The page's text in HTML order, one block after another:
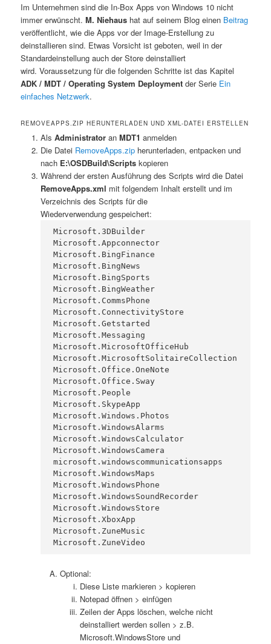
Im Unternehmen sind die In-Box Apps von Windows 10 nicht
immer erwünscht.M. Niehaus hat auf seinem Blog einen Beitrag
veröffentlicht, wie die Apps vor der Image-Erstellung zu
deinstallieren sind. Etwas Vorsicht ist geboten, weil in der
Standardeinstellung auch der Store deinstalliert
wird. Voraussetzung für die folgenden Schritte ist das Kapitel
ADK / MDT / Operating System Deployment der Serie Ein
einfaches Netzwerk.
REMOVEAPPS.ZIP HERUNTERLADEN UND XML-DATEI ERSTELLEN
Als Administratoran MDT1 anmelden
Die Datei RemoveApps.zipherunterladen, entpacken und
nach E:\OSDBuild\Scriptskopieren
Während der ersten Ausführung des Scripts wird die Datei
RemoveApps.xml mit folgendem Inhalt erstellt und im
Verzeichnis des Scripts für die
Wiederverwendung gespeichert:
Microsoft.3DBuilder
Microsoft.Appconnector
Microsoft.BingFinance
Microsoft.BingNews
Microsoft.BingSports
Microsoft.BingWeather
Microsoft.CommsPhone
Microsoft.ConnectivityStore
Microsoft.Getstarted
Microsoft.Messaging
Microsoft.MicrosoftOfficeHub
Microsoft.MicrosoftSolitaireCollection
Microsoft.Office.OneNote
Microsoft.Office.Sway
Microsoft.People
Microsoft.SkypeApp
Microsoft.Windows.Photos
Microsoft.WindowsAlarms
Microsoft.WindowsCalculator
Microsoft.WindowsCamera
microsoft.windowscommunicationsapps
Microsoft.WindowsMaps
Microsoft.WindowsPhone
Microsoft.WindowsSoundRecorder
Microsoft.WindowsStore
Microsoft.XboxApp
Microsoft.ZuneMusic
Optional:
Diese Liste markieren > kopieren
Notepad öffnen > einfügen
Zeilen der Apps löschen, welche nicht
deinstalliert werden sollen > z.B.
Microsoft.WindowsStore und